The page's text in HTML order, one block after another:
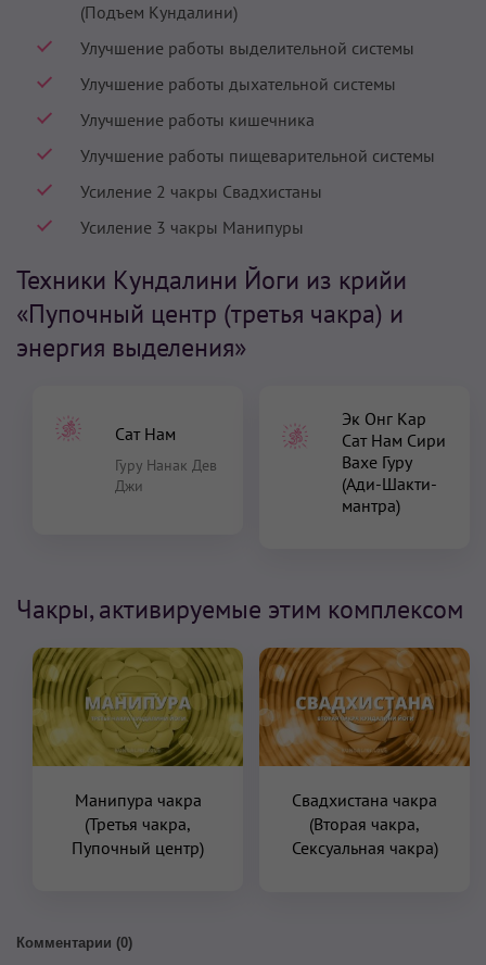
(Подъем Кундалини)
Улучшение работы выделительной системы
Улучшение работы дыхательной системы
Улучшение работы кишечника
Улучшение работы пищеварительной системы
Усиление 2 чакры Свадхистаны
Усиление 3 чакры Манипуры
Техники Кундалини Йоги из крийи
«Пупочный центр (третья чакра) и
энергия выделения»
Сат Нам
Гуру Нанак Дев
Джи
Эк Онг Кар
Сат Нам Сири
Вахе Гуру
(Ади-Шакти-
мантра)
Чакры, активируемые этим комплексом
Манипура чакра
(Третья чакра,
Пупочный центр)
Свадхистана чакра
(Вторая чакра,
Сексуальная чакра)
Комментарии (0)